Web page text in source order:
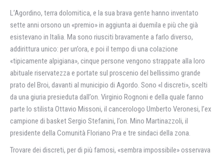
L’Agordino, terra dolomitica, e la sua brava gente hanno inventato
sette anni orsono un «premio» in aggiunta ai duemila e più che già
esistevano in Italia. Ma sono riusciti bravamente a farlo diverso,
addirittura unico: per un’ora, e poi il tempo di una colazione
«tipicamente alpigiana», cinque persone vengono strappate alla loro
abituale riservatezza e portate sul proscenio del bellissimo grande
prato del Broi, davanti al municipio di Agordo. Sono «I discreti», scelti
da una giuria presieduta dall’on. Virginio Rognoni e della quale fanno
parte lo stilista Ottavio Missoni, il cancerologo Umberto Veronesi, l’ex
campione di basket Sergio Stefanini, l’on. Mino Martinazzoli, il
presidente della Comunità Floriano Pra e tre sindaci della zona.
Trovare dei discreti, per di più famosi, «sembra impossibile» osservava